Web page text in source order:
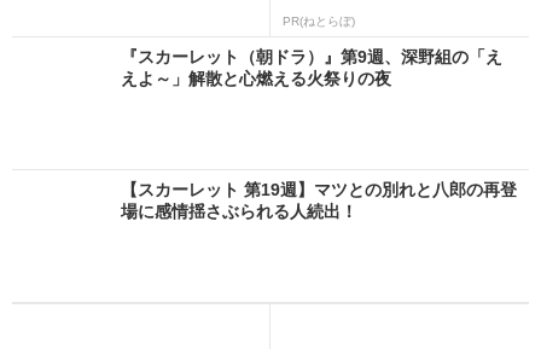
PR(ねとらぼ)
『スカーレット（朝ドラ）』第9週、深野組の「え
えよ～」解散と心燃える火祭りの夜
【スカーレット 第19週】マツとの別れと八郎の再登
場に感情揺さぶられる人続出！